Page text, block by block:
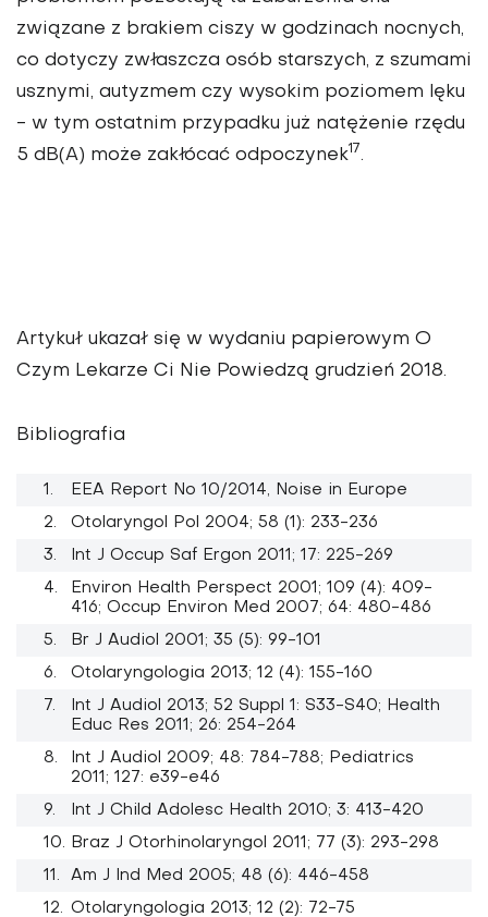
związane z brakiem ciszy w godzinach nocnych,
co dotyczy zwłaszcza osób starszych, z szumami
usznymi, autyzmem czy wysokim poziomem lęku
- w tym ostatnim przypadku już natężenie rzędu
5 dB(A) może zakłócać odpoczynek17.
Artykuł ukazał się w wydaniu papierowym O
Czym Lekarze Ci Nie Powiedzą grudzień 2018.
Bibliografia
EEA Report No 10/2014, Noise in Europe
Otolaryngol Pol 2004; 58 (1): 233-236
Int J Occup Saf Ergon 2011; 17: 225-269
Environ Health Perspect 2001; 109 (4): 409-
416; Occup Environ Med 2007; 64: 480-486
Br J Audiol 2001; 35 (5): 99-101
Otolaryngologia 2013; 12 (4): 155-160
Int J Audiol 2013; 52 Suppl 1: S33-S40; Health
Educ Res 2011; 26: 254-264
Int J Audiol 2009; 48: 784-788; Pediatrics
2011; 127: e39-e46
Int J Child Adolesc Health 2010; 3: 413-420
Braz J Otorhinolaryngol 2011; 77 (3): 293-298
Am J Ind Med 2005; 48 (6): 446-458
Otolaryngologia 2013; 12 (2): 72-75